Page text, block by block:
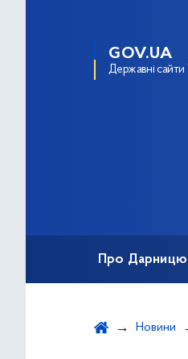
GOV.UA
Державні сайти
Про Дарницю
Новини